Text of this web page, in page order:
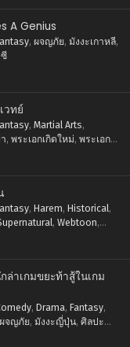
A Genius
, ผจญภัย, มังงะเกาหลี,
วทย์
, Martial Arts,
, พระเอกเกิดใหม่, พระเอก
, Harem, Historical,
, Webtoon,
าเกมขยะท้าสู้ในเกม
, Drama, Fantasy,
ผจญภัย, มังงะญี่ปุ่น, ศิลปะ